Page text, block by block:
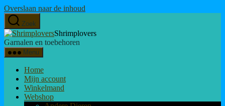
Overslaan naar de inhoud
Zoek
Shrimplovers
Garnalen en toebehoren
Menu
Home
Mijn account
Winkelmand
Webshop